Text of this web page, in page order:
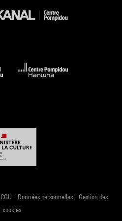
CGU - Données personnelles- Gestion des
cookies